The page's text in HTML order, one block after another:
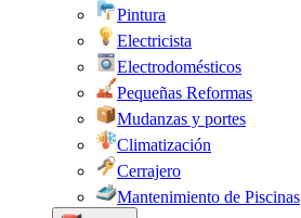
Pintura
Electricista
Electrodomésticos
Pequeñas Reformas
Mudanzas y portes
Climatización
Cerrajero
Mantenimiento de Piscinas